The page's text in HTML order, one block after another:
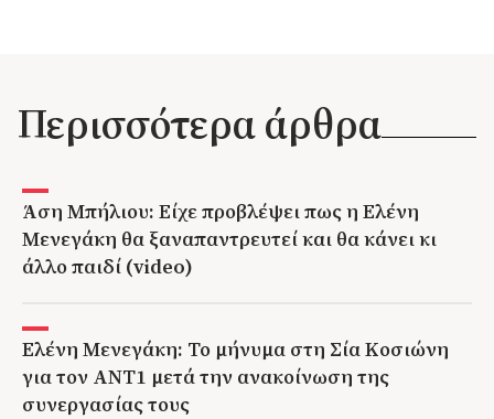
Περισσότερα άρθρα
Άση Μπήλιου: Είχε προβλέψει πως η Ελένη
Μενεγάκη θα ξαναπαντρευτεί και θα κάνει κι
άλλο παιδί (video)
Ελένη Μενεγάκη: Το μήνυμα στη Σία Κοσιώνη
για τον ΑΝΤ1 μετά την ανακοίνωση της
συνεργασίας τους